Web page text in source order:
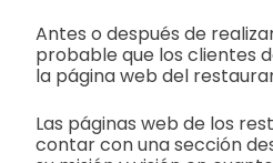
Antes o después de
probable que los clientes
la página web del
Las páginas web de los
contar con una sección